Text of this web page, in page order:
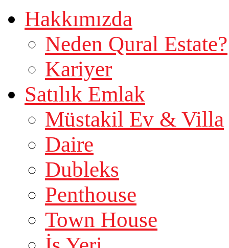
Hakkımızda
Neden Qural Estate?
Kariyer
Satılık Emlak
Müstakil Ev & Villa
Daire
Dubleks
Penthouse
Town House